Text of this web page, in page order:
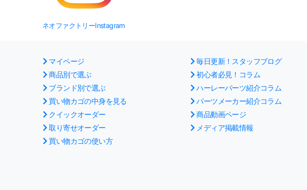
ネオファクトリーInstagram
マイページ
商品別で選ぶ
ブランド別で選ぶ
買い物カゴの中身を見る
クイックオーダー
取り寄せオーダー
買い物カゴの使い方
毎日更新！スタッフブログ
初心者必見！コラム
ハーレーパーツ紹介コラム
パーツメーカー紹介コラム
商品動画ページ
メディア掲載情報